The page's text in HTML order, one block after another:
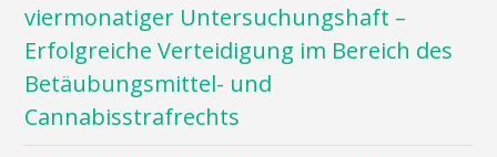
viermonatiger Untersuchungshaft –
Erfolgreiche Verteidigung im Bereich des
Betäubungsmittel- und
Cannabisstrafrechts